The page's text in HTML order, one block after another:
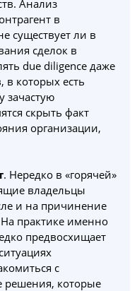
Анализ
в
существует ли в
сделок в
due diligence даже
в которых есть
зачастую
скрыть факт
организации,
. Нередко в «горячей»
владельцы
и на причинение
практике именно
предвосхищает
с
решения, которые